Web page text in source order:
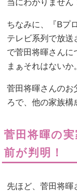
当にわかりません
ちなみに、『Bプ
テレビ系列で放送
で菅田将暉さんに
まぁそれはないか。
菅田将暉さんのお
ろで、他の家族構
菅田将暉の
前が判明！
先ほど、菅田将暉